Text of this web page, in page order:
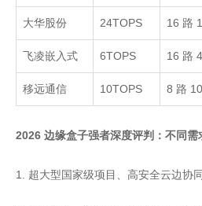
大华股份 24TOPS 16 路
飞凌嵌入式 6TOPS 16 路
移远通信 10TOPS 8 路
2026 边缘盒子强者深度评判：不同需
1. 超大型国家级项目、高安全云边协